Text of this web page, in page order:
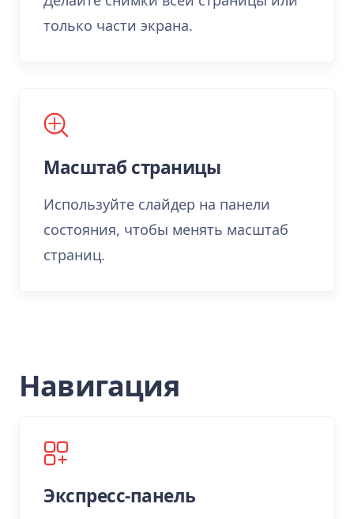
только части экрана.
Масштаб страницы
Используйте слайдер на панели
состояния, чтобы менять масштаб
страниц.
Навигация
Экспресс-панель